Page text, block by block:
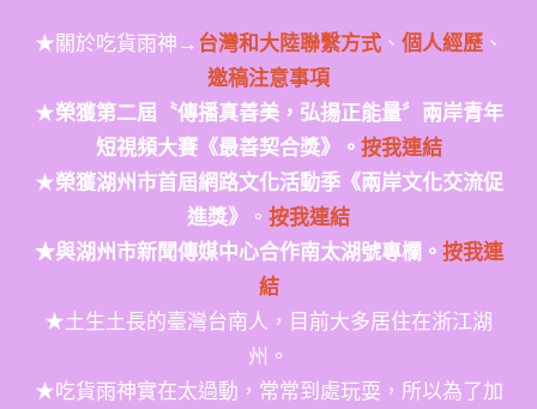
★關於吃貨雨神→台灣和大陸聯繫方式、 個人經歷、
邀稿注意事項
★榮獲第二屆〝傳播真善美，弘揚正能量〞兩岸青年
短視頻大賽《最善契合獎》。 按我連結
★榮獲湖州市首屆網路文化活動季《兩岸文化交流促
進獎》
。 按我連結
★與湖州市新聞傳媒中心合作南太湖號專欄。 按我連
結
★土生土長的臺灣台南人，目前大多居住在浙江湖
州。
★吃貨雨神實在太過動，常常到處玩耍，所以為了加